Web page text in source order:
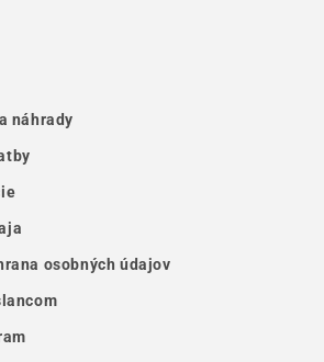
náhrady
osobných údajov